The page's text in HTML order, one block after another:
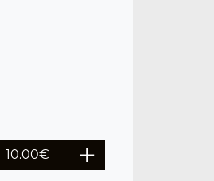
10.00€